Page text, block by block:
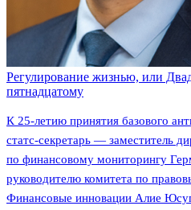
Регулирование жизнью, или
пятнадцатому
К 25-летию принятия базового
статс-секретарь — заместитель
по финансовому мониторингу
руководителю комитета по
Финансовые инновации Алие